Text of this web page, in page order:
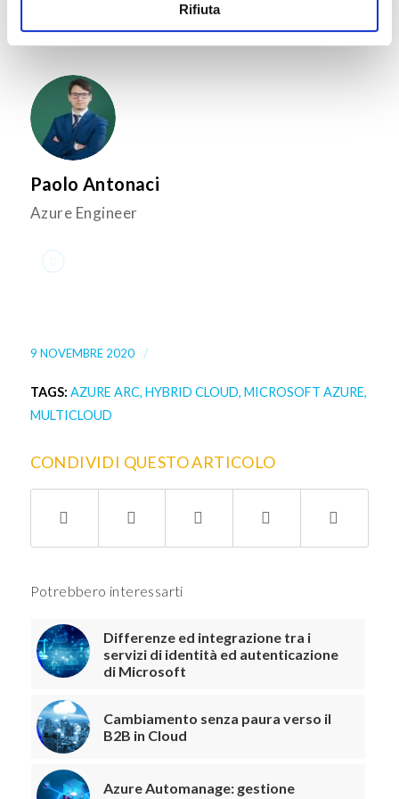
Rifiuta
Paolo Antonaci
Azure Engineer
9 NOVEMBRE 2020 /
TAGS: AZURE ARC, HYBRID CLOUD, MICROSOFT AZURE,
MULTICLOUD
CONDIVIDI QUESTO ARTICOLO
Potrebbero interessarti
Differenze ed integrazione tra i
servizi di identità ed autenticazione
di Microsoft
Cambiamento senza paura verso il
B2B in Cloud
Azure Automanage: gestione